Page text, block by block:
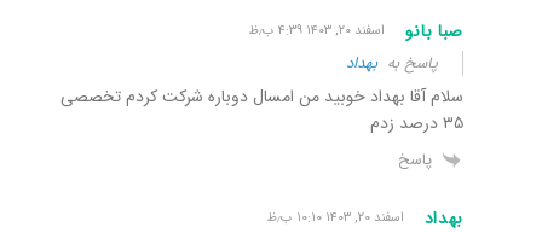
صبا بانو اسفند ۲۰, ۱۴۰۳ ۴:۳۹ ب٫ظ
پاسخ بهبهداد
سلام آقا بهداد خوبید من امسال دوباره شرکت کردم تخصصی
۳۵ درصد زدم
پاسخ
بهداد اسفند ۲۰, ۱۴۰۳ ۱۰:۱۰ ب٫ظ